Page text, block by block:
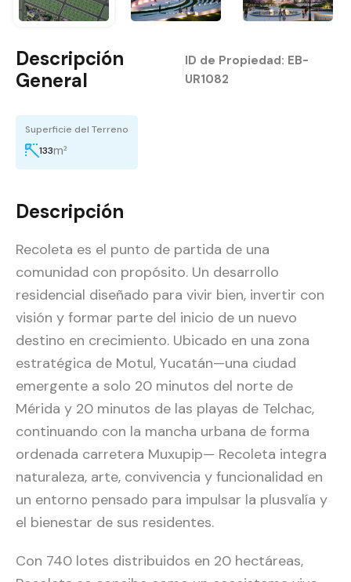
Descripción
General
ID de Propiedad: EB-
UR1082
Superficie del Terreno
133m²
Descripción
Recoleta es el punto de partida de una
comunidad con propósito. Un desarrollo
residencial diseñado para vivir bien, invertir con
visión y formar parte del inicio de un nuevo
destino en crecimiento. Ubicado en una zona
estratégica de Motul, Yucatán—una ciudad
emergente a solo 20 minutos del norte de
Mérida y 20 minutos de las playas de Telchac,
continuando con la mancha urbana de forma
ordenada carretera Muxupip— Recoleta integra
naturaleza, arte, convivencia y funcionalidad en
un entorno pensado para impulsar la plusvalía y
el bienestar de sus residentes.
Con 740 lotes distribuidos en 20 hectáreas,